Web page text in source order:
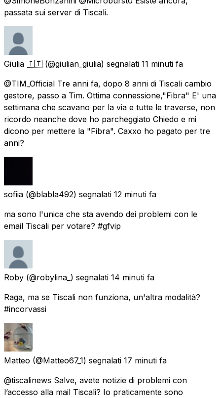
passata sui server di Tiscali.
Giulia 🇮🇹 (@giulian_giulia) segnalati 11 minuti fa
@TIM_Official Tre anni fa, dopo 8 anni di Tiscali cambio
gestore, passo a Tim. Ottima connessione,"Fibra" E' una
settimana che scavano per la via e tutte le traverse, non
ricordo neanche dove ho parcheggiato Chiedo e mi
dicono per mettere la "Fibra". Caxxo ho pagato per tre
anni?
sofiia (@blabla492) segnalati 12 minuti fa
ma sono l'unica che sta avendo dei problemi con le
email Tiscali per votare? #gfvip
Roby (@robylina_) segnalati 14 minuti fa
Raga, ma se Tiscali non funziona, un'altra modalità?
#incorvassi
Matteo (@Matteo67_1) segnalati 17 minuti fa
@tiscalinews Salve, avete notizie di problemi con
l’accesso alla mail Tiscali? Io praticamente sono